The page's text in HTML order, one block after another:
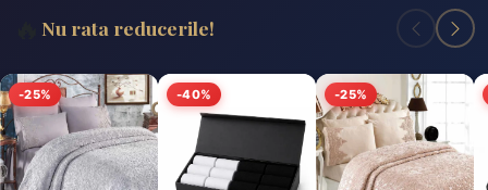
Nu rata reducerile!
-25% -40% -25%